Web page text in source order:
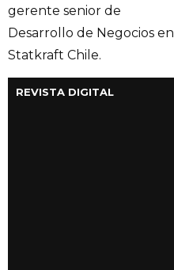
gerente senior de
Desarrollo de Negocios en
Statkraft Chile.
REVISTA DIGITAL